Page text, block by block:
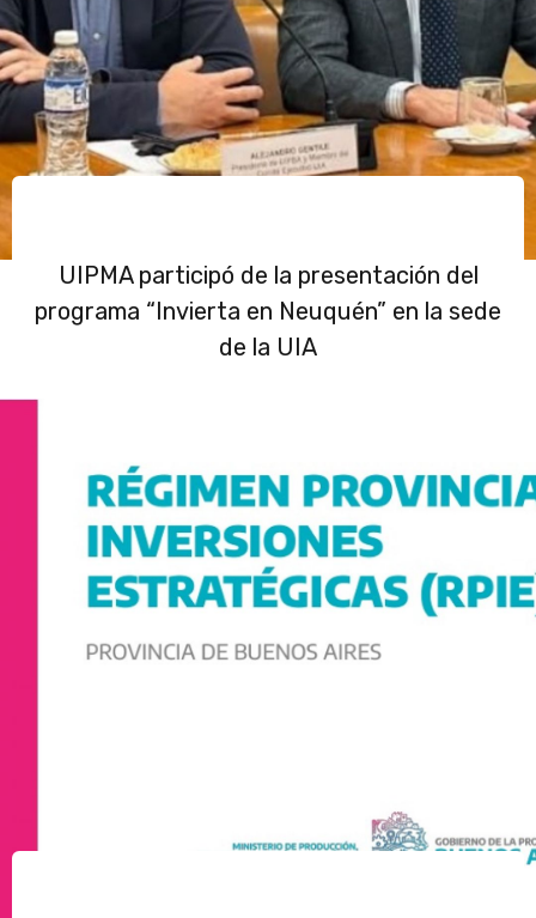
UIPMA participó de la presentación del
programa “Invierta en Neuquén” en la sede
de la UIA